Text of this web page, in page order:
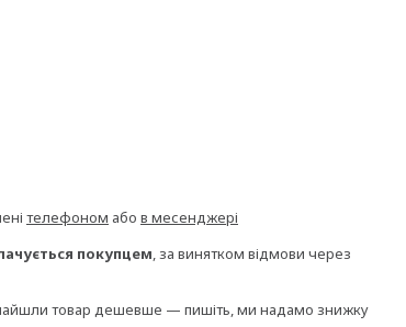
телефоном або в месенджері
покупцем, за винятком відмови через
товар дешевше — пишіть, ми надамо знижку